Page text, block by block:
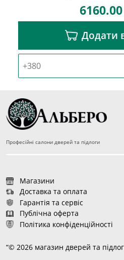
6160.00
Додати
Професійні салони дверей та підлоги
Магазини
Доставка та оплата
Гарантія та сервіс
Публічна оферта
Політика конфіденційності
“© 2026 магазин дверей та